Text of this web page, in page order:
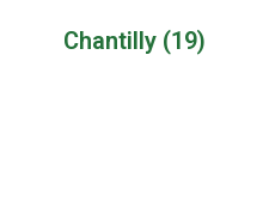
Chantilly (19)